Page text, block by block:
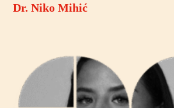
Dr. Niko Mihić